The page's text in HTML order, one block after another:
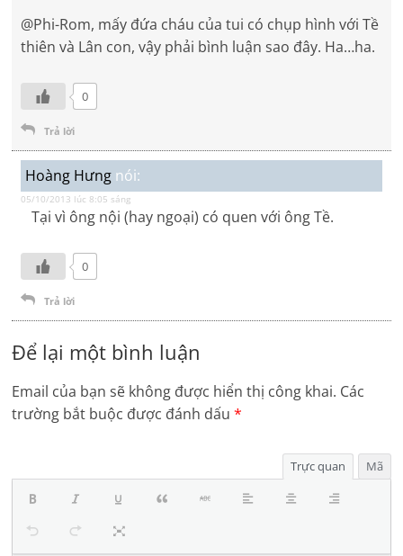
@Phi-Rom, mấy đứa cháu của tui có chụp hình với Tề
thiên và Lân con, vậy phải bình luận sao đây. Ha…ha.
0
Trả lời
Hoàng Hưng nói:
05/10/2013 lúc 8:05 sáng
Tại vì ông nội (hay ngoại) có quen với ông Tề.
0
Trả lời
Để lại một bình luận
Email của bạn sẽ không được hiển thị công khai. Các
trường bắt buộc được đánh dấu*
Trực quan Mã